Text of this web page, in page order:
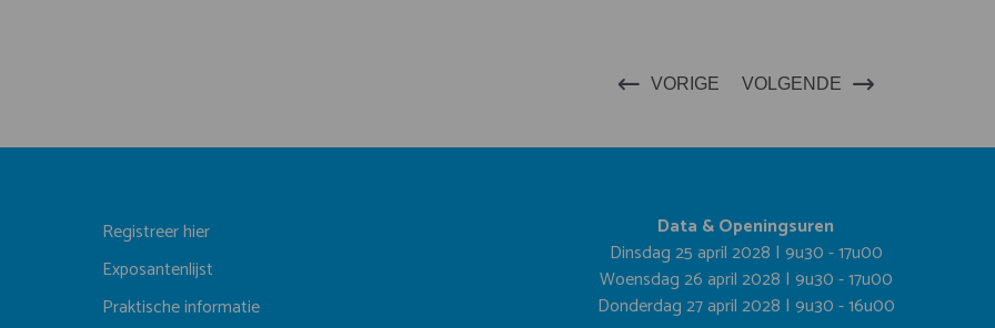
VORIGE VOLGENDE
Registreer hier
Exposantenlijst
Praktische informatie
Data & Openingsuren
Dinsdag 25 april 2028 | 9u30 - 17u00
Woensdag 26 april 2028 | 9u30 - 17u00
Donderdag 27 april 2028 | 9u30 - 16u00